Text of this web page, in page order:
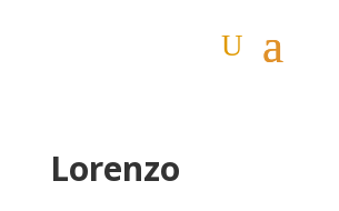
Lorenzo